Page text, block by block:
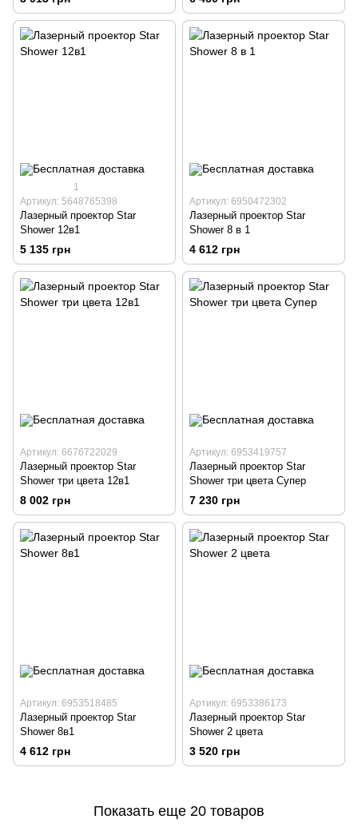
1
Артикул: 5648765398
Лазерный проектор Star
Shower 12в1
5 135 грн
Артикул: 6950472302
Лазерный проектор Star
Shower 8 в 1
4 612 грн
Артикул: 6676722029
Лазерный проектор Star
Shower три цвета 12в1
8 002 грн
Артикул: 6953419757
Лазерный проектор Star
Shower три цвета Супер
7 230 грн
Артикул: 6953518485
Лазерный проектор Star
Shower 8в1
4 612 грн
Артикул: 6953386173
Лазерный проектор Star
Shower 2 цвета
3 520 грн
Показать еще 20 товаров